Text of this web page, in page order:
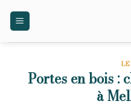
Portes en bois :
à